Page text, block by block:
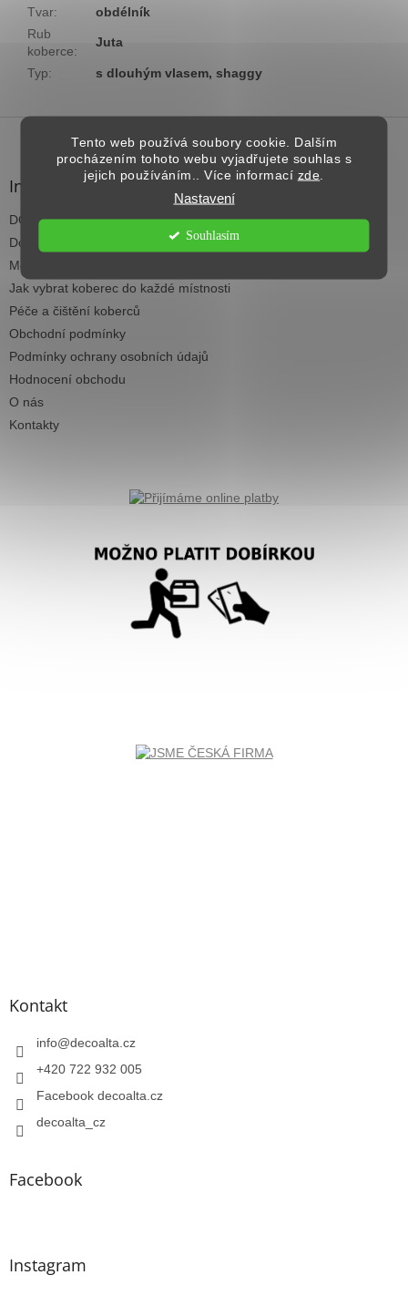
Tento web používá soubory cookie. Dalším
procházením tohoto webu vyjadřujete souhlas s
jejich používáním.. Více informací zde
Nastavení
Souhlasím
Tvar:
obdélník
Rub
koberce:
Juta
Typ: s dlouhým vlasem, shaggy
Informace pro vás
DOPRAVA NAD 2.500,- KČ ZDARMA
Dodací termíny
Možnosti platby
Jak vybrat koberec do každé místnosti
Péče a čištění koberců
Obchodní podmínky
Podmínky ochrany osobních údajů
Hodnocení obchodu
O nás
Kontakty
Kontakt
info@decoalta.cz
+420 722 932 005
Facebook decoalta.cz
decoalta_cz
Facebook
Instagram